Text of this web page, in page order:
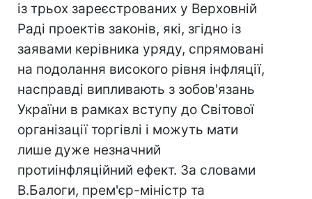
із трьох зареєстрованих у Верховній
Раді проектів законів, які, згідно із
заявами керівника уряду, спрямовані
на подолання високого рівня інфляції,
насправді випливають з зобов'язань
України в рамках вступу до Світової
організації торгівлі і можуть мати
лише дуже незначний
протиінфляційний ефект. За словами
В.Балоги, прем'єр-міністр та